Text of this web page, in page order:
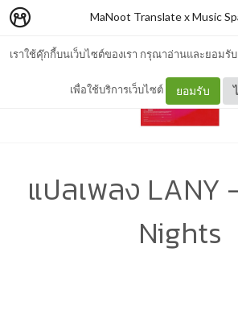
เราใช้คุ๊กกี้บนเว็บไซต์ของเรา กรุณาอ่านและยอมรับ
เพื่อใช้บริการเว็บไซต์ ยอมรับ
แปลเพลง LANY
Nights